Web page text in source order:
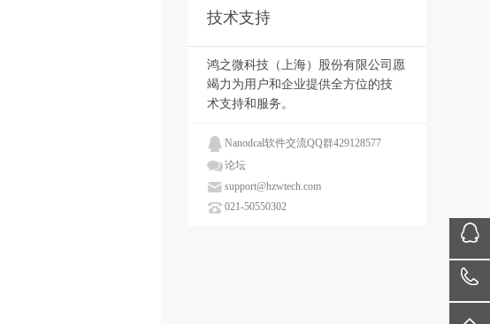
技术支持
鸿之微科技（上海）股份有限公司愿
竭力为用户和企业提供全方位的技
术支持和服务。
Nanodcal软件交流QQ群429128577
论坛
support@hzwtech.com
021-50550302